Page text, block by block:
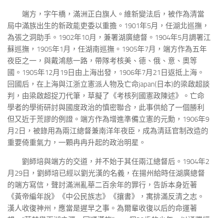
端方，字午橋，滿洲正白旗人。維新變法后，被作為清當
局中滿族出生的新政能吏委以重擔。1901年5月，任湖北巡撫，
為張之洞助手。1902年10月，兼署湖廣總督。1904年5月調署江
蘇巡撫，1905年1月，任湖南巡撫。1905年7月，端方作為五年
夜臣之一，與戴鴻慈一路，帶隊考核美、德、俄、意、奧等
國。1905年12月19日由上海出發，1906年7月21日返抵上海。
回國后，在上海與江浙立憲派人物及亡命japan(日本)的梁啟超談
判，由梁啟超捉刀代筆，草擬了《考核列國憲政陳述》。亡命
學者的學術研討與國度政治的慎密聯合，此事供給了一個勝利
但又近于荒謬的例證。端方作為增進準備立憲的元勳，1906年9
月2日，被錄用為兩江總督兼南洋年夜臣，成為清廷官制改造的
重要倚重氣力，一顆冉冉升起的政治明星。
劉師培與端方的交道，并不始于其任兩江總督后。1904年2
月29日，劉師培已經以劉光漢的名義，在揚州給時任湖廣總督
的端方寫信，聲討滿洲亂華二百余年的罪行，告訴本身近著
《黃帝編年說》《中公民族志》《攘書》，寓排滿反清之志。
漢人收復神州，應當是遲早之事。為爾輩收復以后的命運著